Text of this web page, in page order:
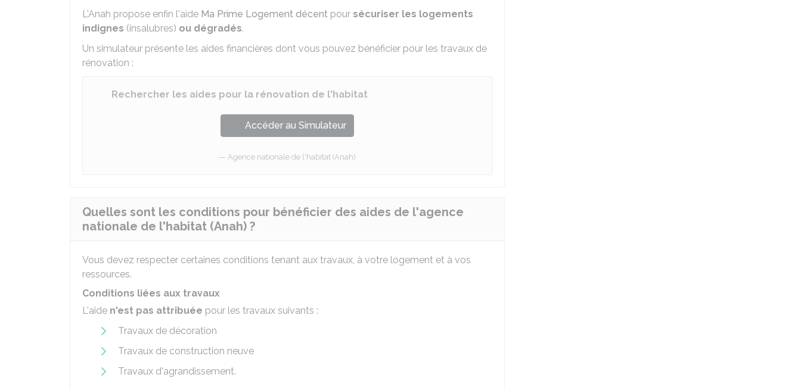
L'Anah propose enfin l'aide Ma Prime Logement décent pour sécuriser les logements
indignes (insalubres) ou dégradés.
Un simulateur présente les aides financières dont vous pouvez bénéficier pour les travaux de
rénovation :
Rechercher les aides pour la rénovation de l'habitat
Accéder au Simulateur
Agence nationale de l'habitat (Anah)
Quelles sont les conditions pour bénéficier des aides de l'agence
nationale de l'habitat (Anah) ?
Vous devez respecter certaines conditions tenant aux travaux, à votre logement et à vos
ressources.
Conditions liées aux travaux
L'aide n'est pas attribuée pour les travaux suivants :
Travaux de décoration
Travaux de construction neuve
Travaux d'agrandissement.